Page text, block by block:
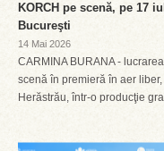
KORCH pe scenă, pe 17
Bucureşti
14 Mai 2026
CARMINA BURANA -
scenă în premieră în aer
Herăstrău, într-o producţie